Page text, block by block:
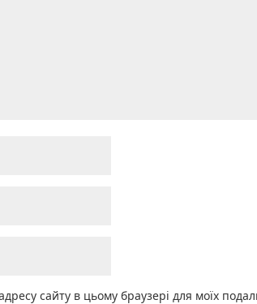
сайту в цьому браузері для моїх